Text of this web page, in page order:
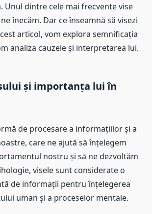
Unul dintre cele mai frecvente vise
înecăm. Dar ce înseamnă să visezi
articol, vom explora semnificația
analiza cauzele și interpretarea lui.
și importanța lui în
de procesare a informațiilor și a
care ne ajută să înțelegem
nostru și să ne dezvoltăm
visele sunt considerate o
de informații pentru înțelegerea
uman și a proceselor mentale.